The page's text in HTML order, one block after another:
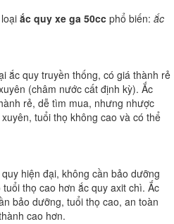
ắc quy xe ga 50cc phổ biến: ắc
ắc quy truyền thống, có giá thành rẻ
(châm nước cất định kỳ). Ắc
rẻ, dễ tìm mua, nhưng nhược
tuổi thọ không cao và có thể
hiện đại, không cần bảo dưỡng
thọ cao hơn ắc quy axit chì. Ắc
bảo dưỡng, tuổi thọ cao, an toàn
cao hơn.